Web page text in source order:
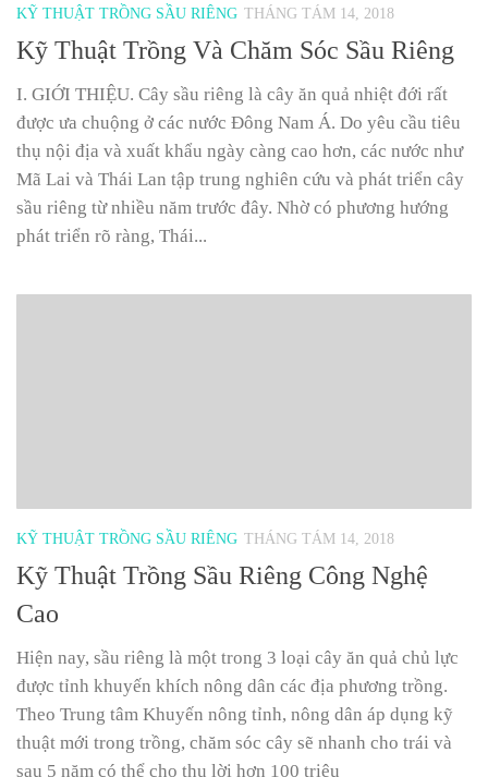
KỸ THUẬT TRỒNG SẦU RIÊNG THÁNG TÁM 14, 2018
Kỹ Thuật Trồng Và Chăm Sóc Sầu Riêng
I. GIỚI THIỆU. Cây sầu riêng là cây ăn quả nhiệt đới rất
được ưa chuộng ở các nước Đông Nam Á. Do yêu cầu tiêu
thụ nội địa và xuất khẩu ngày càng cao hơn, các nước như
Mã Lai và Thái Lan tập trung nghiên cứu và phát triển cây
sầu riêng từ nhiều năm trước đây. Nhờ có phương hướng
phát triển rõ ràng, Thái...
KỸ THUẬT TRỒNG SẦU RIÊNG THÁNG TÁM 14, 2018
Kỹ Thuật Trồng Sầu Riêng Công Nghệ
Cao
Hiện nay, sầu riêng là một trong 3 loại cây ăn quả chủ lực
được tỉnh khuyến khích nông dân các địa phương trồng.
Theo Trung tâm Khuyến nông tỉnh, nông dân áp dụng kỹ
thuật mới trong trồng, chăm sóc cây sẽ nhanh cho trái và
sau 5 năm có thể cho thu lời hơn 100 triệu